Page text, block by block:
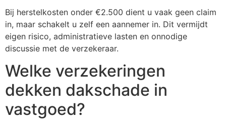
Bij herstelkosten onder €2.500 dient u vaak geen claim
in, maar schakelt u zelf een aannemer in. Dit vermijdt
eigen risico, administratieve lasten en onnodige
discussie met de verzekeraar.
Welke verzekeringen
dekken dakschade in
vastgoed?